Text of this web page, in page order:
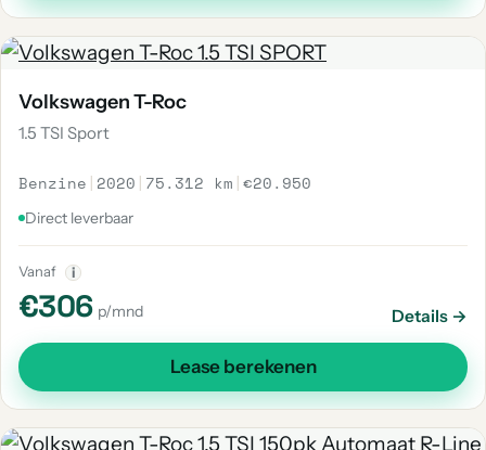
Volkswagen T-Roc
1.5 TSI Sport
Benzine | 2020 | 75.312 km |€20.950
Direct leverbaar
Vanaf i
€306 p/mnd Details →
Lease berekenen